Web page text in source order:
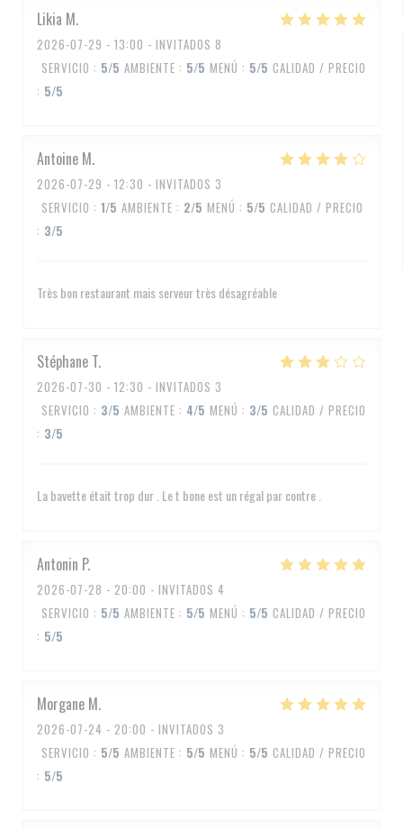
Likia M
2026-07-29 - 13:00 - INVITADOS 8
SERVICIO : 5/5 AMBIENTE : 5/5 MENÚ : 5/5 CALIDAD / PRECIO
: 5/5
Antoine M
2026-07-29 - 12:30 - INVITADOS 3
SERVICIO : 1/5 AMBIENTE : 2/5 MENÚ : 5/5 CALIDAD / PRECIO
: 3/5
Très bon restaurant mais serveur très désagréable
Stéphane T
2026-07-30 - 12:30 - INVITADOS 3
SERVICIO : 3/5 AMBIENTE : 4/5 MENÚ : 3/5 CALIDAD / PRECIO
: 3/5
La bavette était trop dur . Le t bone est un régal par contre .
Antonin P
2026-07-28 - 20:00 - INVITADOS 4
SERVICIO : 5/5 AMBIENTE : 5/5 MENÚ : 5/5 CALIDAD / PRECIO
: 5/5
Morgane M
2026-07-24 - 20:00 - INVITADOS 3
SERVICIO : 5/5 AMBIENTE : 5/5 MENÚ : 5/5 CALIDAD / PRECIO
: 5/5